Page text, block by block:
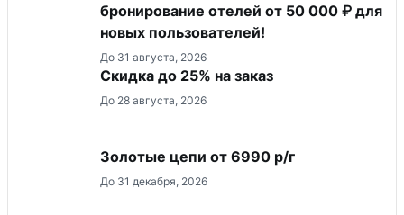
бронирование отелей от 50 000 ₽ для
новых пользователей!
До 31 августа, 2026
Скидка до 25% на заказ
До 28 августа, 2026
Золотые цепи от 6990 р/г
До 31 декабря, 2026